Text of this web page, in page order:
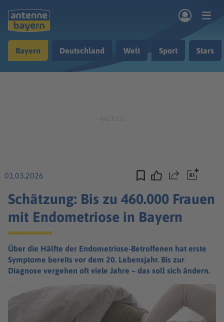
Musik & Radio
Bayern Deutschland Welt Sport Stars
01.03.2026 Teilen
Schätzung: Bis zu 460.000 Frauen
mit Endometriose in Bayern
Über die Hälfte der Endometriose-Betroffenen hat erste
Symptome bereits vor dem 20. Lebensjahr. Bis zur
Diagnose vergehen oft viele Jahre – das soll sich ändern.